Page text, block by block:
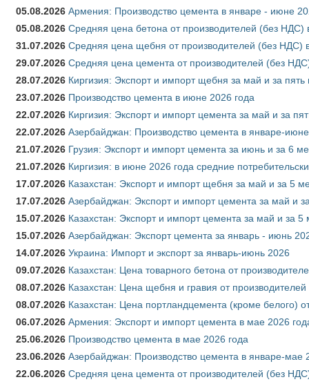
05.08.2026 Армения: Производство цемента в январе - июне
05.08.2026 Средняя цена бетона от производителей (без НДС)
31.07.2026 Средняя цена щебня от производителей (без НДС)
29.07.2026 Средняя цена цемента от производителей (без
28.07.2026 Киргизия: Экспорт и импорт щебня за май и за
23.07.2026 Производство цемента в июне 2026 года
22.07.2026 Киргизия: Экспорт и импорт цемента за май и за
22.07.2026 Азербайджан: Производство цемента в январе-
21.07.2026 Грузия: Экспорт и импорт цемента за июнь и за 6
21.07.2026 Киргизия: в июне 2026 года средние
17.07.2026 Казахстан: Экспорт и импорт щебня за май и за 5
17.07.2026 Азербайджан: Экспорт и импорт цемента за май и
15.07.2026 Казахстан: Экспорт и импорт цемента за май и за
15.07.2026 Азербайджан: Экспорт цемента за январь - июнь
14.07.2026 Украина: Импорт и экспорт за январь-июнь 2026
09.07.2026 Казахстан: Цена товарного бетона от
08.07.2026 Казахстан: Цена щебня и гравия от
08.07.2026 Казахстан: Цена портландцемента (кроме белого)
06.07.2026 Армения: Экспорт и импорт цемента в мае 2026
25.06.2026 Производство цемента в мае 2026 года
23.06.2026 Азербайджан: Производство цемента в январе-мае
22.06.2026 Средняя цена цемента от производителей (без